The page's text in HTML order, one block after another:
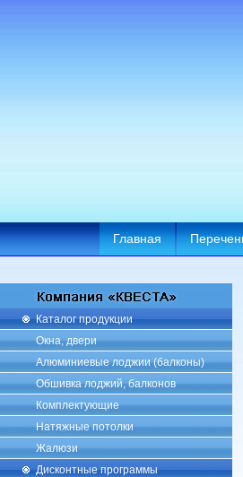
Главная
Каталог продукции
Окна, двери
Алюминиевые лоджии (балконы)
Обшивка лоджий, балконов
Комплектующие
Натяжные потолки
Жалюзи
Дисконтные программы